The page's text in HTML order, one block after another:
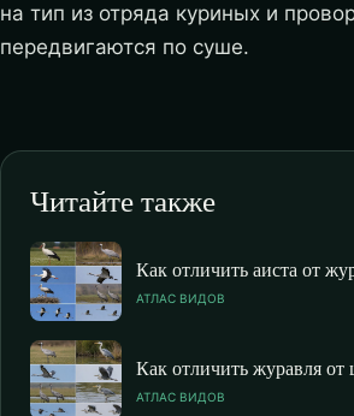
на тип из отряда куриных и
передвигаются по суше.
Читайте также
Как отличить аиста от
АТЛАС ВИДОВ
Как отличить журавля от
АТЛАС ВИДОВ